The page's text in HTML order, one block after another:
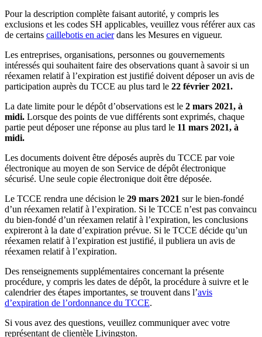
Pour la description complète faisant autorité, y compris les
exclusions et les codes SH applicables, veuillez vous référer aux cas
de certains caillebotis en acierdans les Mesures en vigueur.
Les entreprises, organisations, personnes ou gouvernements
intéressés qui souhaitent faire des observations quant à savoir si un
réexamen relatif à l’expiration est justifié doivent déposer un avis de
participation auprès du TCCE au plus tard le 22 février 2021.
La date limite pour le dépôt d’observations est le 2 mars 2021, à
midi. Lorsque des points de vue différents sont exprimés, chaque
partie peut déposer une réponse au plus tard le 11 mars 2021, à
midi.
Les documents doivent être déposés auprès du TCCE par voie
électronique au moyen de son Service de dépôt électronique
sécurisé. Une seule copie électronique doit être déposée.
Le TCCE rendra une décision le 29 mars 2021 sur le bien-fondé
d’un réexamen relatif à l’expiration. Si le TCCE n’est pas convaincu
du bien-fondé d’un réexamen relatif à l’expiration, les conclusions
expireront à la date d’expiration prévue. Si le TCCE décide qu’un
réexamen relatif à l’expiration est justifié, il publiera un avis de
réexamen relatif à l’expiration.
Des renseignements supplémentaires concernant la présente
procédure, y compris les dates de dépôt, la procédure à suivre et le
calendrier des étapes importantes, se trouvent dans l’avis
d’expiration de l’ordonnance du TCCE.
Si vous avez des questions, veuillez communiquer avec votre
représentant de clientèle Livingston.